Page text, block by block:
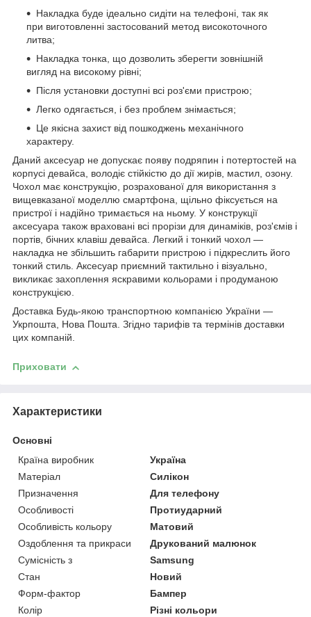
Накладка буде ідеально сидіти на телефоні, так як
при виготовленні застосований метод високоточного
литва;
Накладка тонка, що дозволить зберегти зовнішній
вигляд на високому рівні;
Після установки доступні всі роз'єми пристрою;
Легко одягається, і без проблем знімається;
Це якісна захист від пошкоджень механічного
характеру.
Даний аксесуар не допускає появу подряпин і потертостей на
корпусі девайса, володіє стійкістю до дії жирів, мастил, озону.
Чохол має конструкцію, розрахованої для використання з
вищевказаної моделлю смартфона, щільно фіксується на
пристрої і надійно тримається на ньому. У конструкції
аксесуара також враховані всі прорізи для динаміків, роз'ємів і
портів, бічних клавіш девайса. Легкий і тонкий чохол ―
накладка не збільшить габарити пристрою і підкреслить його
тонкий стиль. Аксесуар приємний тактильно і візуально,
викликає захоплення яскравими кольорами і продуманою
конструкцією.
Доставка Будь-якою транспортною компанією України ―
Укрпошта, Нова Пошта. Згідно тарифів та термінів доставки
цих компаній.
Приховати
Характеристики
Основні
Країна виробник
Україна
Матеріал
Силікон
Призначення
Для телефону
Особливості
Протиударний
Особливість кольору
Матовий
Оздоблення та прикраси
Друкований малюнок
Сумісність з
Samsung
Стан
Новий
Форм-фактор
Бампер
Колір
Різні кольори